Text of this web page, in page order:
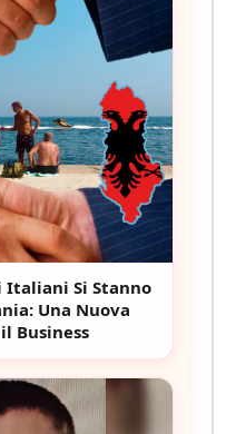
Si Stanno
Una Nuova
Business